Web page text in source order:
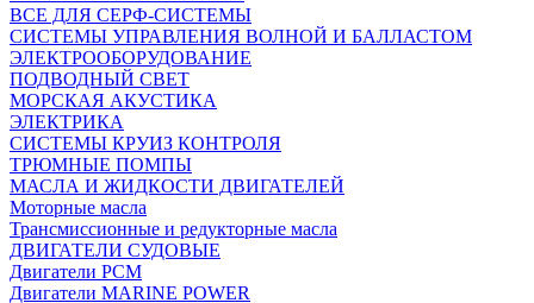
ВСЕ ДЛЯ СЕРФ-СИСТЕМЫ
СИСТЕМЫ УПРАВЛЕНИЯ ВОЛНОЙ И БАЛЛАСТОМ
ЭЛЕКТРООБОРУДОВАНИЕ
ПОДВОДНЫЙ СВЕТ
МОРСКАЯ АКУСТИКА
ЭЛЕКТРИКА
СИСТЕМЫ КРУИЗ КОНТРОЛЯ
ТРЮМНЫЕ ПОМПЫ
МАСЛА И ЖИДКОСТИ ДВИГАТЕЛЕЙ
Моторные масла
Трансмиссионные и редукторные масла
ДВИГАТЕЛИ СУДОВЫЕ
Двигатели PCM
Двигатели MARINE POWER